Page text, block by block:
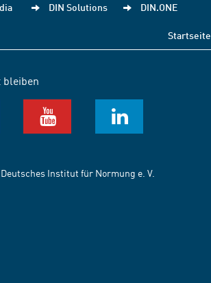
DIN Solutions DIN.ONE
Startseite
bleiben
Institut für Normung e. V.